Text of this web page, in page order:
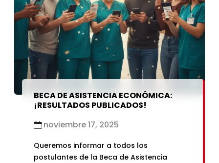
BECA DE ASISTENCIA ECONÓMICA:
¡RESULTADOS PUBLICADOS!
noviembre 17, 2025
Queremos informar a todos los
postulantes de la Beca de Asistencia